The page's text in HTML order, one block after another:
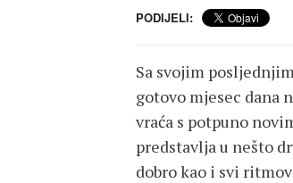
PODIJELI:
Sa svojim
gotovo mjesec dana
vraća s potpuno
predstavlja u nešto
dobro kao i svi